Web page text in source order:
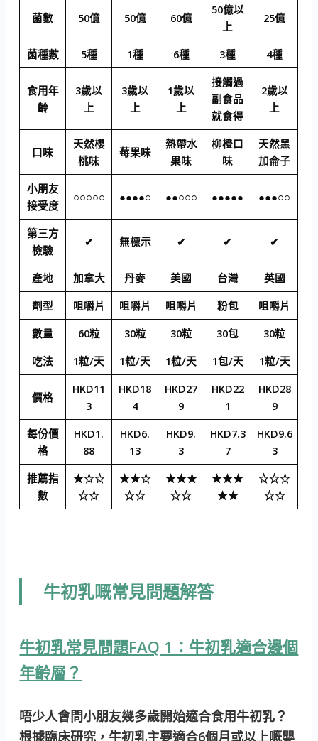
菌數 50億 50億 60億
50億以
上
25億
菌種數 5種 1種 6種 3種 4種
食用年
齡
3歲以
上
3歲以
上
1歲以
上
接觸過
副食品
就食得
2歲以
上
口味
天然櫻
桃味
莓果味
熱帶水
果味
柳橙口
味
天然黑
加侖子
小朋友
接受度
○○○○○ ●●●●○ ●●○○○ ●●●●● ●●●○○
第三方
檢驗
✔ 無標示 ✔ ✔ ✔
產地 加拿大 丹麥 美國 台灣
英國
劑型
咀嚼片 咀嚼片 咀嚼片 粉包
咀嚼片
數量
60粒 30粒 30粒 30包
30粒
吃法
1粒/天 1粒/天 1粒/天 1包/天 1粒/天
價格
HKD11
3
HKD18
4
HKD27
9
HKD22
1
HKD28
9
每份價
格
HKD1.
88
HKD6.
13
HKD9.
3
HKD7.3
7
HKD9.6
3
推薦指
數
★☆☆
☆☆
★★☆
☆☆
★★★
☆☆
★★★
★★
☆☆☆
☆☆
牛初乳嘅常見問題解答
牛初乳常見問題FAQ 1：牛初乳適合邊個
年齡層？
唔少人會問小朋友幾多歲開始適合食用牛初乳？
根據臨床研究，牛初乳主要適合6個月或以上嘅嬰